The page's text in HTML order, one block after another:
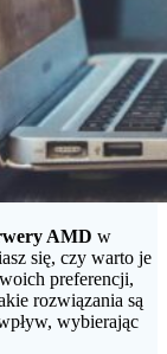
AMD w
się, czy warto je
preferencji,
rozwiązania są
wybierając